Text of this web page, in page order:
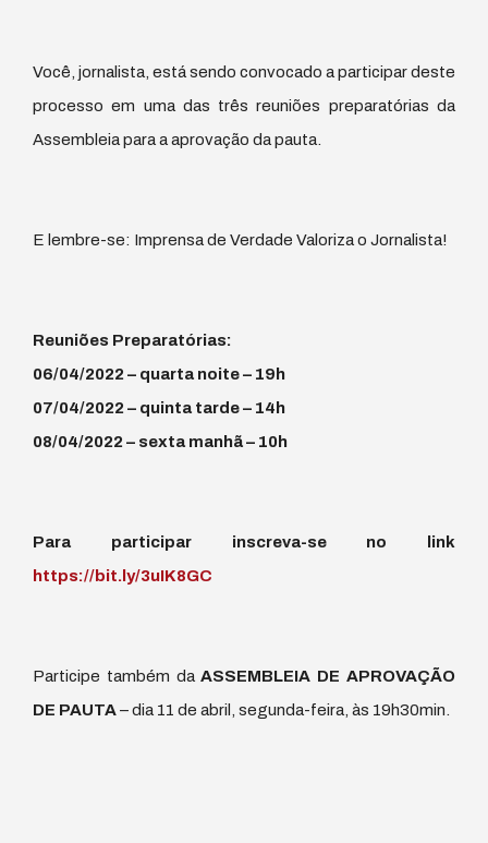
Você, jornalista, está sendo convocado a participar deste
processo em uma das três reuniões preparatórias da
Assembleia para a aprovação da pauta.
E lembre-se: Imprensa de Verdade Valoriza o Jornalista!
Reuniões Preparatórias:
06/04/2022 – quarta noite – 19h
07/04/2022 – quinta tarde – 14h
08/04/2022 – sexta manhã – 10h
Para participar inscreva-se no link
https://bit.ly/3uIK8GC
Participe também daASSEMBLEIA DE APROVAÇÃO
DE PAUTA– dia 11 de abril, segunda-feira, às 19h30min.